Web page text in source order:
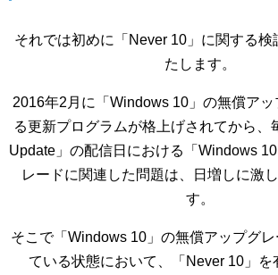
それでは初めに「Never 10」に関する検
たします。
2016年2月に「Windows 10」の無償ア
る更新プログラムが格上げされてから、
Update」の配信日における「Windows
レードに関連した問題は、日増しに激
す。
そこで「Windows 10」の無償アップグ
ている状態において、「Never 10」を